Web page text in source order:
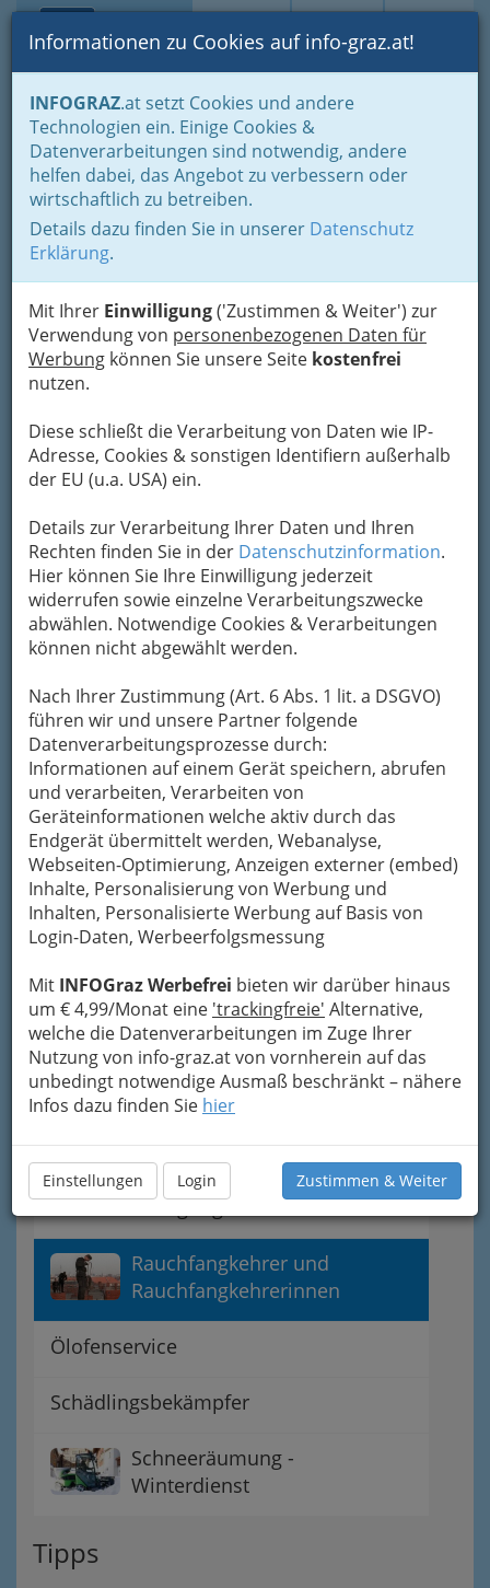
Suche Login Toggle
Informationen zu Cookies auf info-graz.at!
INFOGRAZ.at setzt Cookies und andere
Technologien ein. Einige Cookies &
Datenverarbeitungen sind notwendig, andere
helfen dabei, das Angebot zu verbessern oder
wirtschaftlich zu betreiben.
Details dazu finden Sie in unserer Datenschutz
Erklärung.
Mit Ihrer Einwilligung('Zustimmen & Weiter') zur
Verwendung von personenbezogenen Daten für
Werbung können Sie unsere Seite kostenfrei
nutzen.
Diese schließt die Verarbeitung von Daten wie IP-
Adresse, Cookies & sonstigen Identifiern außerhalb
der EU (u.a. USA) ein.
Details zur Verarbeitung Ihrer Daten und Ihren
Rechten finden Sie in der Datenschutzinformation.
Hier können Sie Ihre Einwilligung jederzeit
widerrufen sowie einzelne Verarbeitungszwecke
abwählen. Notwendige Cookies & Verarbeitungen
können nicht abgewählt werden.
Nach Ihrer Zustimmung (Art. 6 Abs. 1 lit. a DSGVO)
führen wir und unsere Partner folgende
Datenverarbeitungsprozesse durch:
Informationen auf einem Gerät speichern, abrufen
und verarbeiten, Verarbeiten von
Geräteinformationen welche aktiv durch das
Endgerät übermittelt werden, Webanalyse,
Webseiten-Optimierung, Anzeigen externer (embed)
Inhalte, Personalisierung von Werbung und
Inhalten, Personalisierte Werbung auf Basis von
Login-Daten, Werbeerfolgsmessung
Mit INFOGraz Werbefrei bieten wir darüber hinaus
um € 4,99/Monat eine 'trackingfreie' Alternative,
welche die Datenverarbeitungen im Zuge Ihrer
Nutzung von info-graz.at von vornherein auf das
unbedingt notwendige Ausmaß beschränkt – nähere
Infos dazu finden Sie hier
Einstellungen Login Zustimmen & Weiter
Home Branchen
Bauen - der Weg zum eigenen Haus
Reinigung & Service
Rauchfangkehrer und Rauchfangkehrerinnen
Jaklitsch Bernd
Feldkirchner Weg 100, 8055 Graz
+43 316 294 920
+43 316 294 920
Karte
Adresse mit Google Maps anschauen
Navigation
Polstermöbelreinigung
Teppichreinigung
Abfallentsorgung
Bettfederreinigung
Rauchfangkehrer und
Rauchfangkehrerinnen
Ölofenservice
Schädlingsbekämpfer
Schneeräumung -
Winterdienst
Tipps